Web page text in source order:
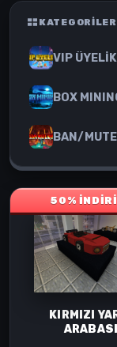
KATEGORILER
VIP
BOX
BAN/
50%
KIRMIZI
ARABASI